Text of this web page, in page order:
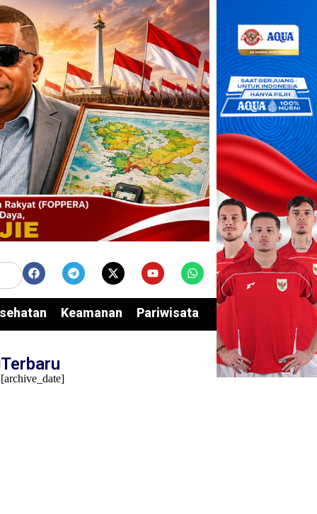
Keamanan Pariwisata Edukasi
Terbaru
[archive_date]